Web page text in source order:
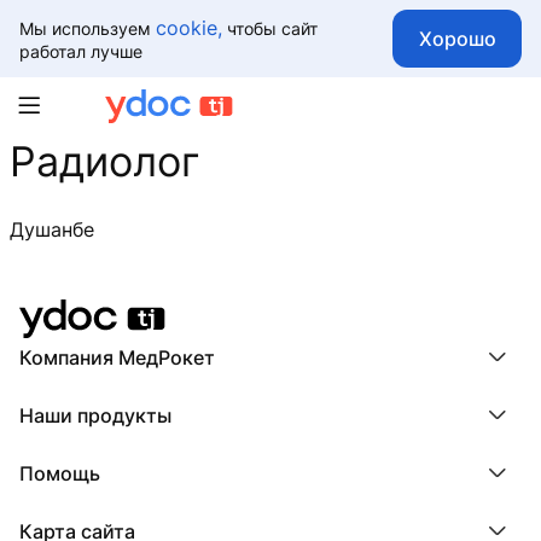
Мы используем cookie, чтобы сайт
работал лучше
Хорошо
Радиолог
Душанбе
Компания МедРокет
О YDoc
Наши продукты
ПроТаблетки
МедТочка
Помощь
Карта сайта